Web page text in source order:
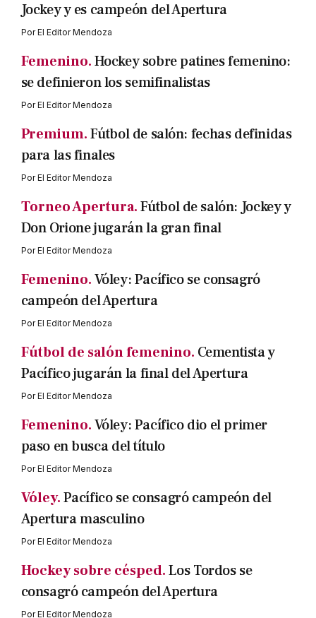
Jockey y es campeón del Apertura
PorEl Editor Mendoza
Femenino.Hockey sobre patines femenino:
se definieron los semifinalistas
PorEl Editor Mendoza
Premium.Fútbol de salón: fechas definidas
para las finales
PorEl Editor Mendoza
Torneo Apertura.Fútbol de salón: Jockey y
Don Orione jugarán la gran final
PorEl Editor Mendoza
Femenino.Vóley: Pacífico se consagró
campeón del Apertura
PorEl Editor Mendoza
Fútbol de salón femenino. Cementista y
Pacífico jugarán la final del Apertura
PorEl Editor Mendoza
Femenino.Vóley: Pacífico dio el primer
paso en busca del título
PorEl Editor Mendoza
Vóley.Pacífico se consagró campeón del
Apertura masculino
PorEl Editor Mendoza
Hockey sobre césped.Los Tordos se
consagró campeón del Apertura
PorEl Editor Mendoza